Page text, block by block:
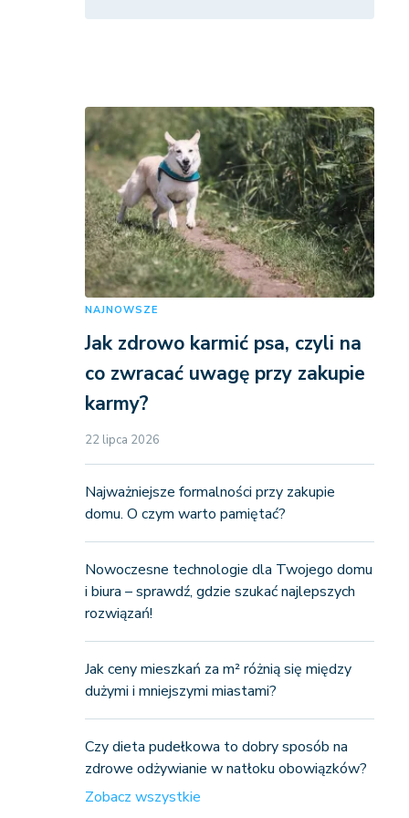
NAJNOWSZE
Jak zdrowo karmić psa, czyli na
co zwracać uwagę przy zakupie
karmy?
22 lipca 2026
Najważniejsze formalności przy zakupie
domu. O czym warto pamiętać?
Nowoczesne technologie dla Twojego domu
i biura – sprawdź, gdzie szukać najlepszych
rozwiązań!
Jak ceny mieszkań za m² różnią się między
dużymi i mniejszymi miastami?
Czy dieta pudełkowa to dobry sposób na
zdrowe odżywianie w natłoku obowiązków?
Zobacz wszystkie